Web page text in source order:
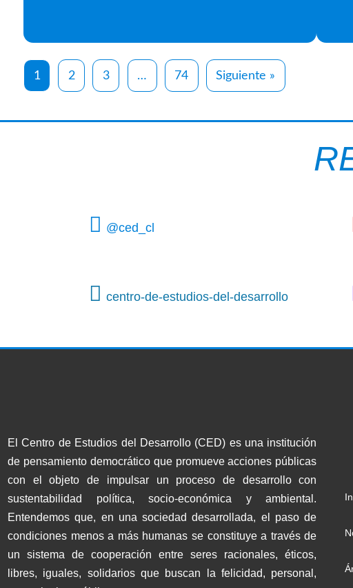
1 2 3 … 74 Siguiente »
@ced_cl
centro-de-estudios-del-desarrollo
El Centro de Estudios del Desarrollo (CED) es una institución
de pensamiento democrático que promueve acciones públicas
con el objeto de impulsar un proceso de desarrollo con
sustentabilidad política, socio-económica y ambiental.
Entendemos que, en una sociedad desarrollada, el paso de
condiciones menos a más humanas se constituye a través de
un sistema de cooperación entre seres racionales, éticos,
libres, iguales, solidarios que buscan la felicidad, personal,